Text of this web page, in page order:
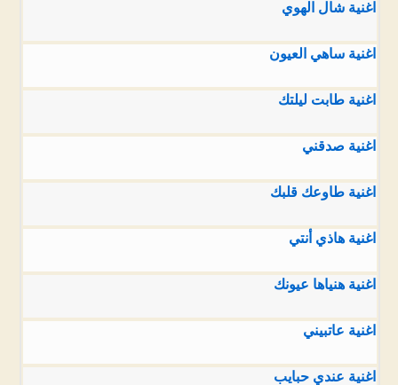
اغنية شال الهوي
اغنية ساهي العيون
اغنية طابت ليلتك
اغنية صدقني
اغنية طاوعك قلبك
اغنية هاذي أنتي
اغنية هنياها عيونك
اغنية عاتبيني
اغنية عندي حبايب